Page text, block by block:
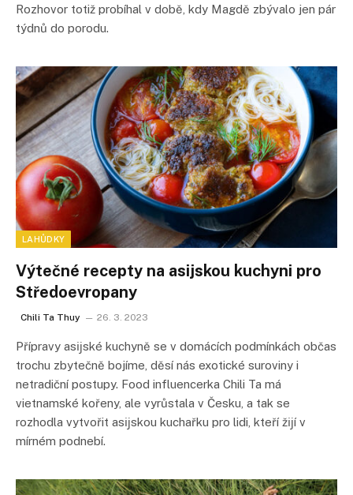
Rozhovor totiž probíhal v době, kdy Magdě zbývalo jen pár
týdnů do porodu.
LAHŮDKY
Výtečné recepty na asijskou kuchyni pro
Středoevropany
Chili Ta Thuy 26. 3. 2023
Přípravy asĳské kuchyně se v domácích podmínkách občas
trochu zbytečně bojíme, děsí nás exotické suroviny i
netradiční postupy. Food influencerka Chili Ta má
vietnamské kořeny, ale vyrůstala v Česku, a tak se
rozhodla vytvořit asĳskou kuchařku pro lidi, kteří žĳí v
mírném podnebí.